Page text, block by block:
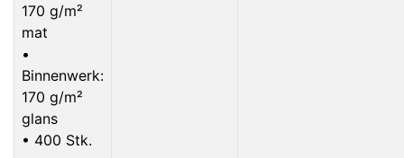
170 g/m²
mat
•
Binnenwerk:
170 g/m²
glans
• 400 Stk.